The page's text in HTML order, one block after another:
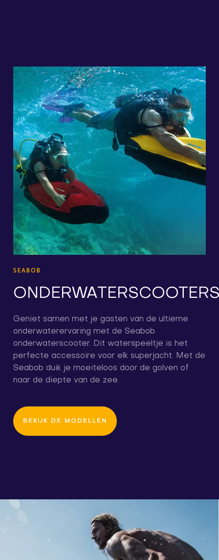
SEABOB
Geniet samen met je gasten van de ultieme
onderwaterervaring met de Seabob
onderwaterscooter. Dit waterspeeltje is het
perfecte accessoire voor elk superjacht. Met de
Seabob duik je moeiteloos door de golven of
naar de diepte van de zee.
BEKIJK DE MODELLEN